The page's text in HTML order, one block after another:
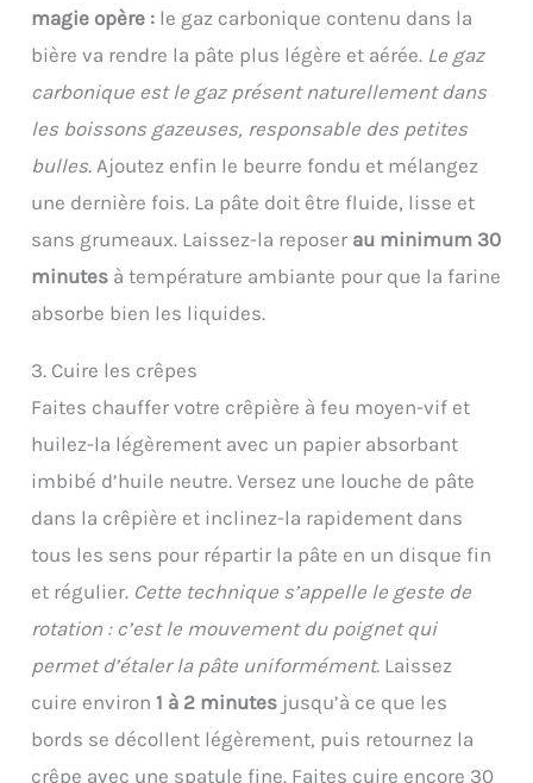
magie opère : le gaz carbonique contenu dans la
bière va rendre la pâte plus légère et aérée. Le gaz
carbonique est le gaz présent naturellement dans
les boissons gazeuses, responsable des petites
bulles. Ajoutez enfin le beurre fondu et mélangez
une dernière fois. La pâte doit être fluide, lisse et
sans grumeaux. Laissez-la reposer au minimum 30
minutes à température ambiante pour que la farine
absorbe bien les liquides.
3. Cuire les crêpes
Faites chauffer votre crêpière à feu moyen-vif et
huilez-la légèrement avec un papier absorbant
imbibé d’huile neutre. Versez une louche de pâte
dans la crêpière et inclinez-la rapidement dans
tous les sens pour répartir la pâte en un disque fin
et régulier. Cette technique s’appelle le geste de
rotation : c’est le mouvement du poignet qui
permet d’étaler la pâte uniformément. Laissez
cuire environ1 à 2 minutes jusqu’à ce que les
bords se décollent légèrement, puis retournez la
crêpe avec une spatule fine. Faites cuire encore 30